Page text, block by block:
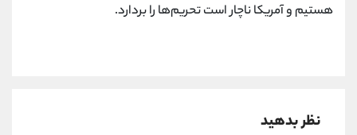
هستیم و آمریکا ناچار است تحریم‌ها را بردارد.
نظر بدهید